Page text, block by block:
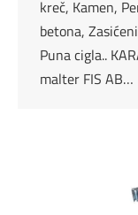
kreč, Kamen,
betona,
Puna cigla..
malter FIS AB…